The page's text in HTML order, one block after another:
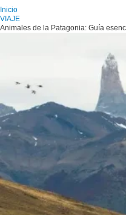
Inicio
VIAJE
Animales de la Patagonia: Guía